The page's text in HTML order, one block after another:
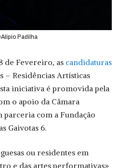
Padilha
de Fevereiro, as candidaturas
– Residências Artísticas
iniciativa é promovida pela
o apoio da Câmara
parceria com a Fundação
Gaivotas 6.
ou residentes em
e das artes performativas»